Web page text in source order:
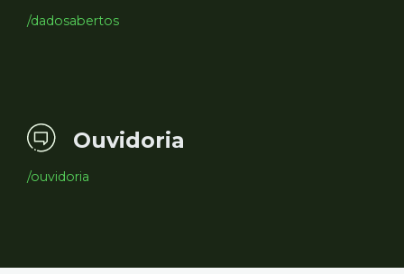
/dadosabertos
Ouvidoria
/ouvidoria